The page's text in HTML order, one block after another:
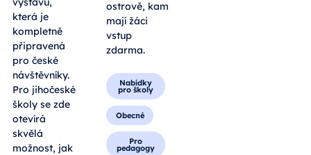
která je
kompletně
připravená
pro české
návštěvníky.
Pro jihočeské
školy se zde
otevírá
skvělá
možnost, jak
ostrově, kam
mají žáci
vstup
zdarma.
Nabídky
pro školy
Obecné
Pro
pedagogy